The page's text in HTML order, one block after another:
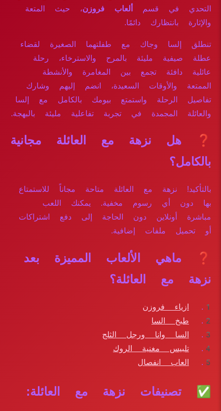
التحدي في قسم
ألعاب فروزن، حيث المتعة
والإثارة بانتظارك دائمًا.
تنطلق إلسا وجاك مع طفلتهما الصغيرة لقضاء
عطلة صيفية مليئة بالمرح والاسترخاء، رحلة
عائلية دافئة تجمع بين المغامرة والأنشطة
الممتعة والأوقات السعيدة، انضم إليهم وشارك
تفاصيل الرحلة واستمتع بيومك بالكامل مع إلسا
والعائلة المجمدة في تجربة تفاعلية مليئة بالبهجة.
❓ هل نزهة مع العائلة مجانية
بالكامل؟
بالتأكيد! نزهة مع العائلة متاحة مجاناً للاستمتاع
بها دون أي رسوم مخفية. يمكنك اللعب
مباشرة أونلاين دون الحاجة إلى دفع اشتراكات
أو تحميل ملفات إضافية.
❓ ماهي الألعاب المميزة بعد
نزهة مع العائلة؟
ازياء فروزن
طبخ السا
السا وانا ورجل الثلج
تلبيس مغنية الروك
العاب انفصال
✅ تصنيفات نزهة مع العائلة: